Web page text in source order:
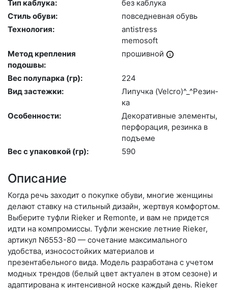
Тип каблука:
без каб­лу­ка
Стиль обуви:
пов­седнев­ная обувь
Технология:
an­tist­ress
me­mosoft
Метод крепления
подошвы:
про­шив­ной
Вес полупарка (гр):
224
Вид застежки:
Ли­пуч­ка (Velc­ro)^_^Ре­зин­
ка
Особенности:
Де­кора­тив­ные эле­мен­ты,
пер­фо­рация, ре­зин­ка в
подъ­еме
Вес с упаковкой (гр):
590
Описание
Когда речь заходит о покупке обуви, многие женщины
делают ставку на стильный дизайн, жертвуя комфортом.
Выберите туф­ли Rieker и Remonte, и вам не придется
идти на компромиссы. Туфли женские летние Rieker,
артикул N6553-80 — сочетание максимального
удобства, износостойких материалов и
презентабельного вида. Модель разработана с учетом
модных трендов (бе­лый цвет актуален в этом сезоне) и
адаптирована к интенсивной носке каждый день. Ri­eker